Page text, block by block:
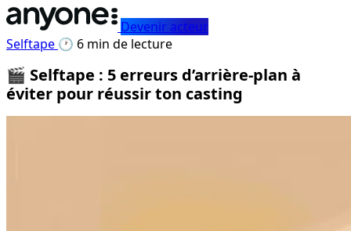
Devenir acteur
Selftape 🕐 6 min de lecture
🎬 Selftape : 5 erreurs d’arrière-plan à
éviter pour réussir ton casting